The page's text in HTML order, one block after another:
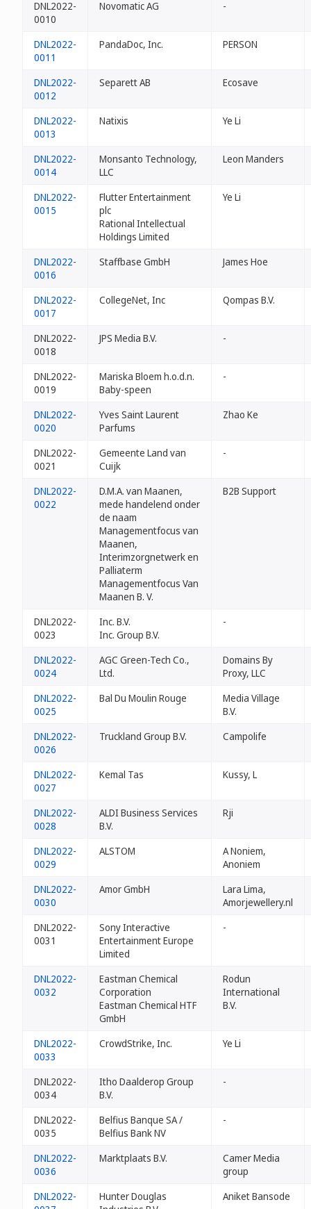
DNL2022-
0010
Novomatic AG -
DNL2022-
0011
PandaDoc, Inc. PERSON
DNL2022-
0012
Separett AB Ecosave
DNL2022-
0013
Natixis Ye Li
DNL2022-
0014
Monsanto Technology,
LLC
Leon Manders
DNL2022-
0015
Flutter Entertainment
plc
Rational Intellectual
Holdings Limited
Ye Li
DNL2022-
0016
Staffbase GmbH James Hoe
DNL2022-
0017
CollegeNet, Inc Qompas B.V.
DNL2022-
0018
JPS Media B.V. -
DNL2022-
0019
Mariska Bloem h.o.d.n.
Baby-speen
-
DNL2022-
0020
Yves Saint Laurent
Parfums
Zhao Ke
DNL2022-
0021
Gemeente Land van
Cuijk
-
DNL2022-
0022
D.M.A. van Maanen,
mede handelend onder
de naam
Managementfocus van
Maanen,
Interimzorgnetwerk en
Palliaterm
Managementfocus Van
Maanen B. V.
B2B Support
DNL2022-
0023
Inc. B.V.
Inc. Group B.V.
-
DNL2022-
0024
AGC Green-Tech Co.,
Ltd.
Domains By
Proxy, LLC
DNL2022-
0025
Bal Du Moulin Rouge
Media Village
B.V.
DNL2022-
0026
Truckland Group B.V. Campolife
DNL2022-
0027
Kemal Tas Kussy, L
DNL2022-
0028
ALDI Business Services
B.V.
Rji
DNL2022-
0029
ALSTOM
A Noniem,
Anoniem
DNL2022-
0030
Amor GmbH
Lara Lima,
Amorjewellery.nl
DNL2022-
0031
Sony Interactive
Entertainment Europe
Limited
-
DNL2022-
0032
Eastman Chemical
Corporation
Eastman Chemical HTF
GmbH
Rodun
International
B.V.
DNL2022-
0033
CrowdStrike, Inc. Ye Li
DNL2022-
0034
Itho Daalderop Group
B.V.
-
DNL2022-
0035
Belfius Banque SA /
Belfius Bank NV
-
DNL2022-
0036
Marktplaats B.V.
Camer Media
group
DNL2022-
Hunter Douglas
Aniket Bansode